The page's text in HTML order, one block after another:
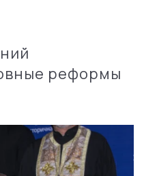
реформы